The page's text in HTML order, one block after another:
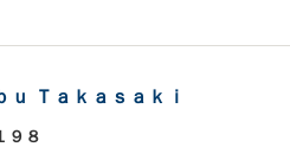
Ｔａｋａｓａｋｉ
９８